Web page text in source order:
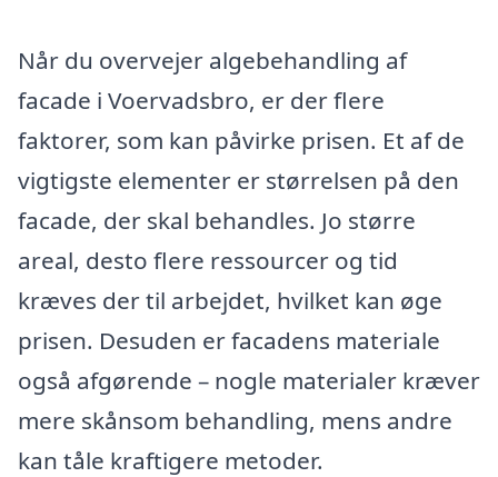
Når du overvejer algebehandling af
facade i Voervadsbro, er der flere
faktorer, som kan påvirke prisen. Et af de
vigtigste elementer er størrelsen på den
facade, der skal behandles. Jo større
areal, desto flere ressourcer og tid
kræves der til arbejdet, hvilket kan øge
prisen. Desuden er facadens materiale
også afgørende – nogle materialer kræver
mere skånsom behandling, mens andre
kan tåle kraftigere metoder.